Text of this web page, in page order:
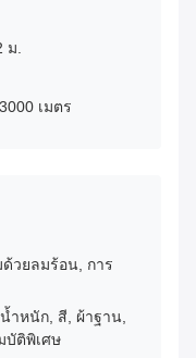
ม.
3000 เมตร
ด้วยลมร้อน, การ
ำหนัก, สี, ผ้าฐาน,
บัติพิเศษ